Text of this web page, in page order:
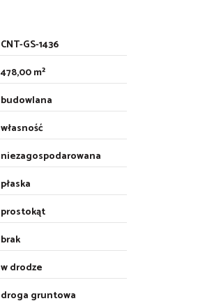
CNT-GS-1436
478,00 m²
budowlana
własność
niezagospodarowana
płaska
prostokąt
brak
w drodze
droga gruntowa